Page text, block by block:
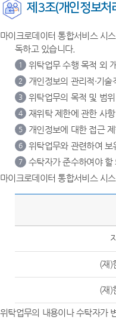
제3조(개인정보처
마이크로데이터 통합서비스 시
독하고 있습니다.
1 위탁업무 수행 목적 외
2 개인정보의 관리적·기
3 위탁업무의 목적 및 범위
4 재위탁 제한에 관한 사항
5 개인정보에 대한 접근
6 위탁업무와 관련하여
7
수탁자가 준수하여야
마이크로데이터 통합서비스 시
(재)
(재)
위탁업무의 내용이나 수탁자가